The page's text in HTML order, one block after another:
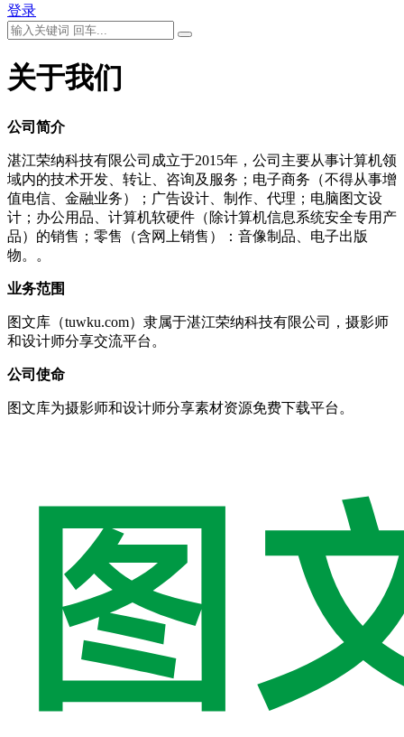
登录
关于我们
公司简介
湛江荣纳科技有限公司成立于2015年，公司主要从事计算机领
域内的技术开发、转让、咨询及服务；电子商务（不得从事增
值电信、金融业务）；广告设计、制作、代理；电脑图文设
计；办公用品、计算机软硬件（除计算机信息系统安全专用产
品）的销售；零售（含网上销售）：音像制品、电子出版
物。。
业务范围
图文库（tuwku.com）隶属于湛江荣纳科技有限公司，摄影师
和设计师分享交流平台。
公司使命
图文库为摄影师和设计师分享素材资源免费下载平台。